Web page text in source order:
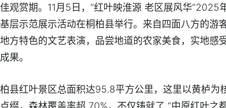
观赏期。11月5日，“红叶映淮源 老区展风华”2025
层示范展示活动在桐柏县举行。来自四面八方的游
方特色的文艺表演，品尝地道的农家美食，实地感
果。
县红叶景区总面积达95.8平方公里，这里以黄栌为
缀，森林覆盖率超 70%，不仅铸就了 “中原红叶之